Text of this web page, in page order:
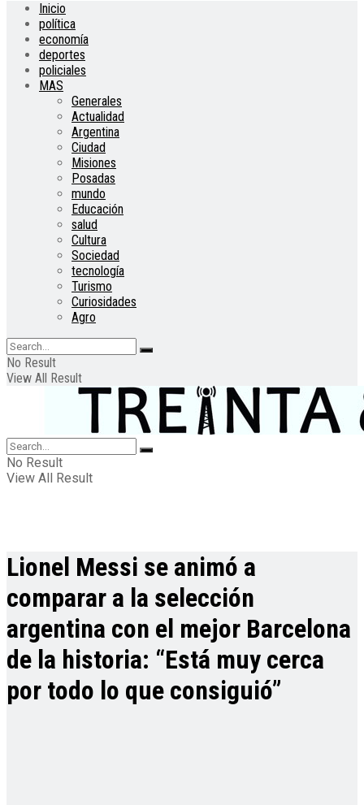
Inicio
política
economía
deportes
policiales
MAS
Generales
Actualidad
Argentina
Ciudad
Misiones
Posadas
mundo
Educación
salud
Cultura
Sociedad
tecnología
Turismo
Curiosidades
Agro
No Result
View All Result
No Result
View All Result
Lionel Messi se animó a
comparar a la selección
argentina con el mejor Barcelona
de la historia: “Está muy cerca
por todo lo que consiguió”